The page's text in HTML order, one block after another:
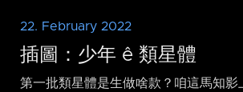
22. February 2022
插圖：少年 ê 類星體
第一批類星體是生做啥款？咱這馬知影